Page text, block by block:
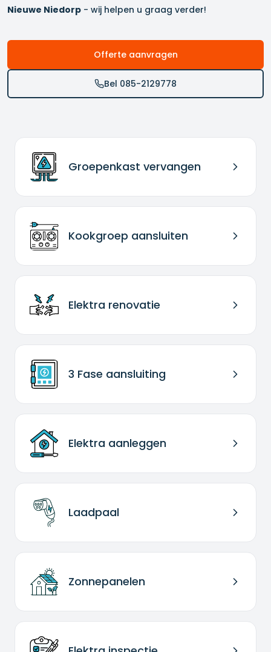
Nieuwe Niedorp - wij helpen u graag verder!
Offerte aanvragen
Bel 085-2129778
Groepenkast vervangen
Kookgroep aansluiten
Elektra renovatie
3 Fase aansluiting
Elektra aanleggen
Laadpaal
Zonnepanelen